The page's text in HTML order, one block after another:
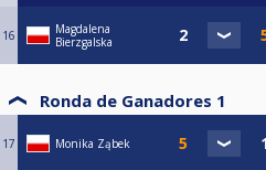
16
Magdalena
Bierzgalska
Ronda de Ganadores 1
17 Monika Ząbek